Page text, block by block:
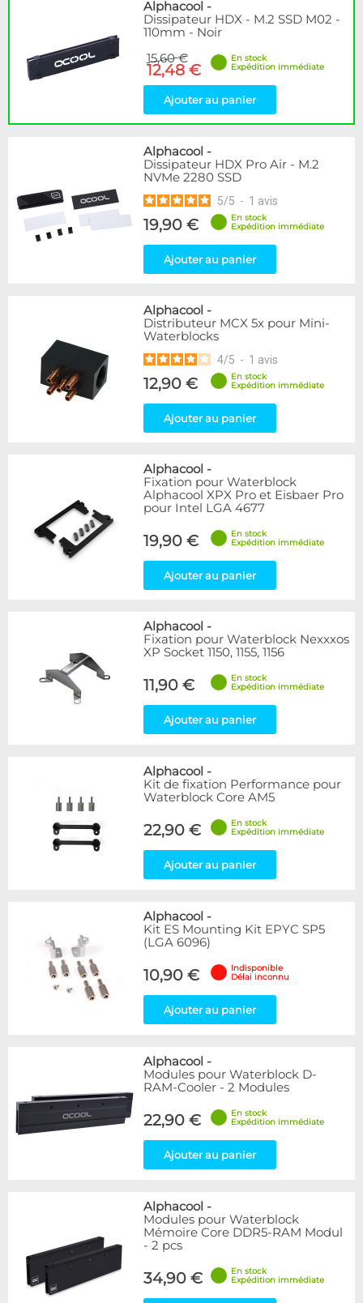
Disponibilité / Promotions
Articles en promotions
Appliquer
Alphacool -
Dissipateur HDX - M.2 SSD M02 -
110mm - Noir
15,60 €
12,48 €
En stock
Expédition immédiate
Ajouter au panier
Alphacool -
Dissipateur HDX Pro Air - M.2
NVMe 2280 SSD
5/5 - 1 avis
19,90 €
En stock
Expédition immédiate
Ajouter au panier
Alphacool -
Distributeur MCX 5x pour Mini-
Waterblocks
4/5 - 1 avis
12,90 €
En stock
Expédition immédiate
Ajouter au panier
Alphacool -
Fixation pour Waterblock
Alphacool XPX Pro et Eisbaer Pro
pour Intel LGA 4677
19,90 €
En stock
Expédition immédiate
Ajouter au panier
Alphacool -
Fixation pour Waterblock Nexxxos
XP Socket 1150, 1155, 1156
11,90 €
En stock
Expédition immédiate
Ajouter au panier
Alphacool -
Kit de fixation Performance pour
Waterblock Core AM5
22,90 €
En stock
Expédition immédiate
Ajouter au panier
Alphacool -
Kit ES Mounting Kit EPYC SP5
(LGA 6096)
10,90 €
Indisponible
Délai inconnu
Ajouter au panier
Alphacool -
Modules pour Waterblock D-
RAM-Cooler - 2 Modules
22,90 €
En stock
Expédition immédiate
Ajouter au panier
Alphacool -
Modules pour Waterblock
Mémoire Core DDR5-RAM Modul
- 2 pcs
34,90 €
En stock
Expédition immédiate